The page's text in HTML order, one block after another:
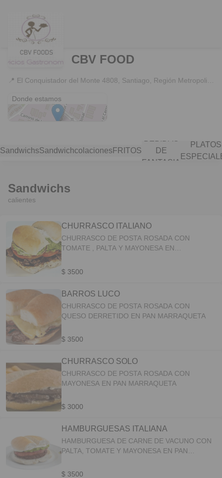
CBV FOOD
📍
Donde estamos
SandwichsSandwichcolaciones FRITOS
DE
FANTASIA
PLATOS
Sandwichs
calientes
CHURRASCO ITALIANO
CHURRASCO DE POSTA ROSADA CON
TOMATE , PALTA Y MAYONESA EN
$ 3500
BARROS LUCO
CHURRASCO DE POSTA ROSADA CON
QUESO DERRETIDO EN PAN MARRAQUETA
$ 3500
CHURRASCO SOLO
CHURRASCO DE POSTA ROSADA CON
MAYONESA EN PAN MARRAQUETA
$ 3000
HAMBURGUESAS ITALIANA
HAMBURGUESA DE CARNE DE VACUNO CON
PALTA, TOMATE Y MAYONESA EN PAN
$ 3500